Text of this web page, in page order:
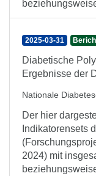
2025-03-31
Diabetische
Ergebnisse der
Nationale
Der hier
Indikatorensets
2024) mit